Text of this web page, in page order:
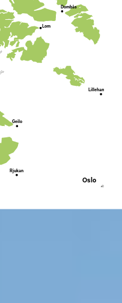
Oslo
Rjukan
Geilo
Dombås
Lillehammer
Lom